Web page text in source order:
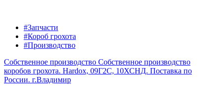
#Запчасти
#Короб грохота
#Производство
Собственное производство Собственное производство
коробов грохота. Hardox, 09Г2С, 10ХСНД. Поставка по
России. г.Владимир